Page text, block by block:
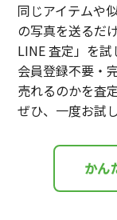
同じアイテムや
の写真を送るだ
LINE 査定」を試
会員登録不要・
売れるのかを査
ぜひ、一度お試
かん